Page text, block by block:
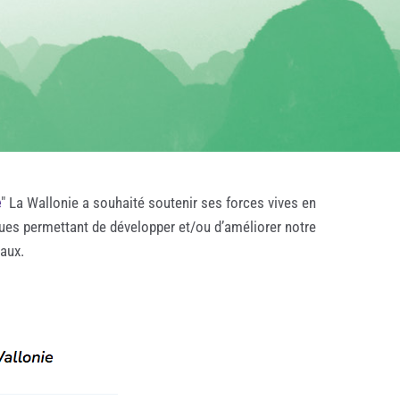
" La Wallonie a souhaité soutenir ses forces vives en
permettant de développer et/ou d’améliorer notre